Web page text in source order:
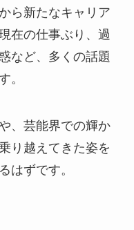
ら新たなキャリア
在の仕事ぶり、過
など、多くの話題
。
、芸能界での輝か
り越えてきた姿を
はずです。